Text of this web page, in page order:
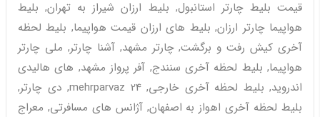
قیمت بلیط چارتر استانبول, بلیط ارزان شیراز به تهران, بلیط
هواپیما چارتر ارزان, بلیط های ارزان قیمت هواپیما, بلیط لحظه
آخری کیش رفت و برگشت, چارتر مشهد, آشنا چارتر, ملی چارتر
هواپیما, بلیط لحظه آخری سنندج, آفر پرواز مشهد, های هالیدی
اندروید, بلیط لحظه آخری خارجی, mehrparvaz 24, دی چارتر,
بلیط لحظه آخری اهواز به اصفهان, آژانس های مسافرتی, معراج